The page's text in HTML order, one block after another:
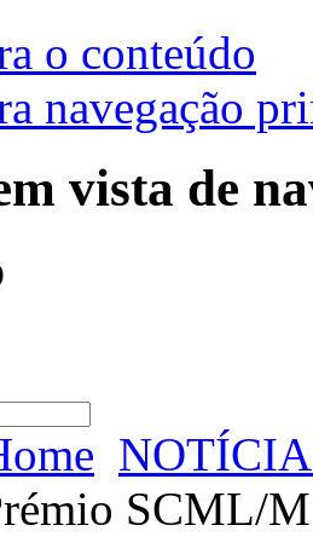
o conteúdo
navegação
vista de
SCML/